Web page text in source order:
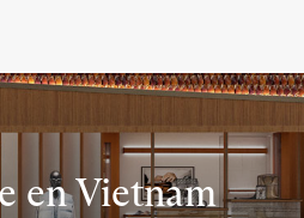
en Vietnam